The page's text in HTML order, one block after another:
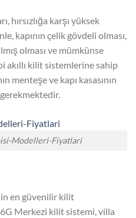
hırsızlığa karşı yüksek
kapının çelik gövdeli olması,
olması ve mümkünse
akıllı kilit sistemlerine sahip
menteşe ve kapı kasasının
Modelleri-Fiyatlari
en güvenilir kilit
Merkezi kilit sistemi, villa